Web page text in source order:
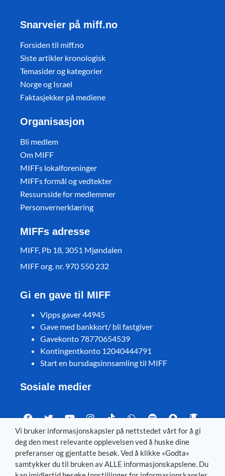
Snarveier på miff.no
Forsiden til miff.no
Siste artikler kronologisk
Temasider og kategorier
Norge og Israel
Faktasjekker på mediene
Organisasjon
Bli medlem
Om MIFF
MIFFs lokalforeninger
MIFFs formål og vedtekter
Ressursside for medlemmer
Personvernerklæring
MIFFs adresse
MIFF, Pb 18, 3051 Mjøndalen
MIFF org. nr. 970 550 232
Gi en gave til MIFF
Vipps gaver 44945
Gave med bankkort/ bli fastgiver
Gavekonto 78770654539
Kontingentkonto 12040444791
Start en bursdagsinnsamling til MIFF
Sosiale medier
Visit MIFF in other languages
Svenska– Dansk – Deutsch– Íslenska –English
Vi bruker informasjonskapsler på nettstedet vårt for å gi
deg den mest relevante opplevelsen ved å huske dine
preferanser og gjentatte besøk. Ved å klikke «Godta»
samtykker du til bruken av ALLE informasjonskapslene. Du